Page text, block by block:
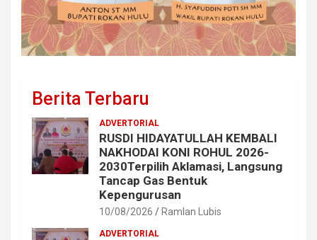
Berita Terbaru
ADVERTORIAL
RUSDI HIDAYATULLAH KEMBALI
NAKHODAI KONI ROHUL 2026-
2030Terpilih Aklamasi, Langsung
Tancap Gas Bentuk
Kepengurusan
10/08/2026 Ramlan Lubis
ADVERTORIAL